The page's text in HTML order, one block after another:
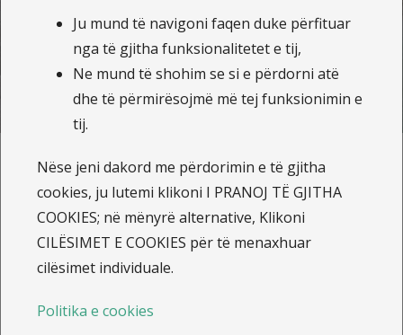
numrin pa pagesë 0800 75000
Kontaktoni përmes email adreses apo live chat
Kompania e Sigurimeve SAVA sh.a.
Sheshi Nëna Terezë Nr.33 Prishtinë, 10000 Republika
e Kosovës
Na kontaktoni
Ju mund të navigoni faqen duke përfituar
nga të gjitha funksionalitetet e tij,
Ne mund të shohim se si e përdorni atë
dhe të përmirësojmë më tej funksionimin e
tij.
Nëse jeni dakord me përdorimin e të gjitha
cookies, ju lutemi klikoni I PRANOJ TË GJITHA
COOKIES; në mënyrë alternative, Klikoni
CILËSIMET E COOKIES për të menaxhuar
cilësimet individuale.
Politika e cookies